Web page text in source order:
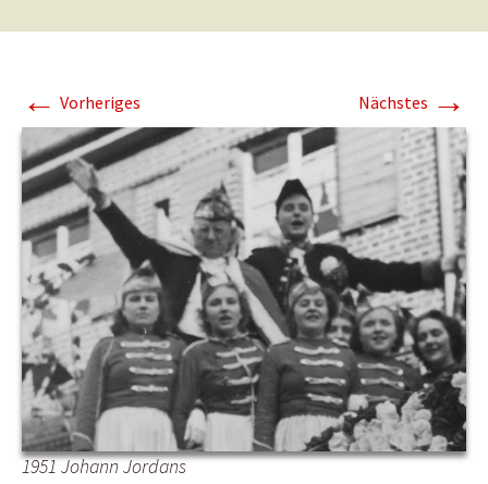
← Vorheriges Nächstes →
1951 Johann Jordans